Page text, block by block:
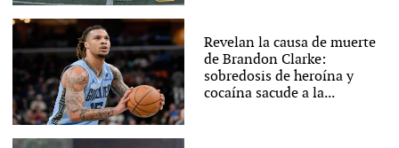
Revelan la causa de muerte
de Brandon Clarke:
sobredosis de heroína y
cocaína sacude a la...